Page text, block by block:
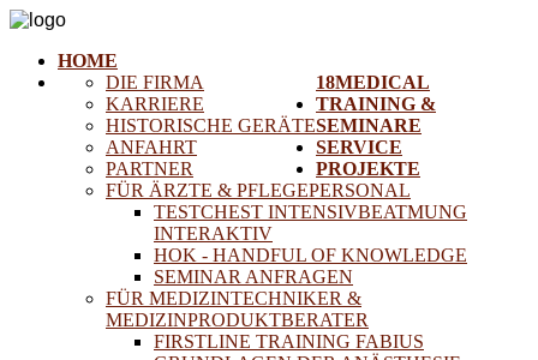
HOME
18MEDICAL
DIE FIRMA
KARRIERE
HISTORISCHE GERÄTE
ANFAHRT
PARTNER
TRAINING &
SEMINARE
FÜR ÄRZTE & PFLEGEPERSONAL
TESTCHEST INTENSIVBEATMUNG
INTERAKTIV
HOK - HANDFUL OF KNOWLEDGE
SEMINAR ANFRAGEN
FÜR MEDIZINTECHNIKER &
MEDIZINPRODUKTBERATER
FIRSTLINE TRAINING FABIUS
SERVICE
PROJEKTE